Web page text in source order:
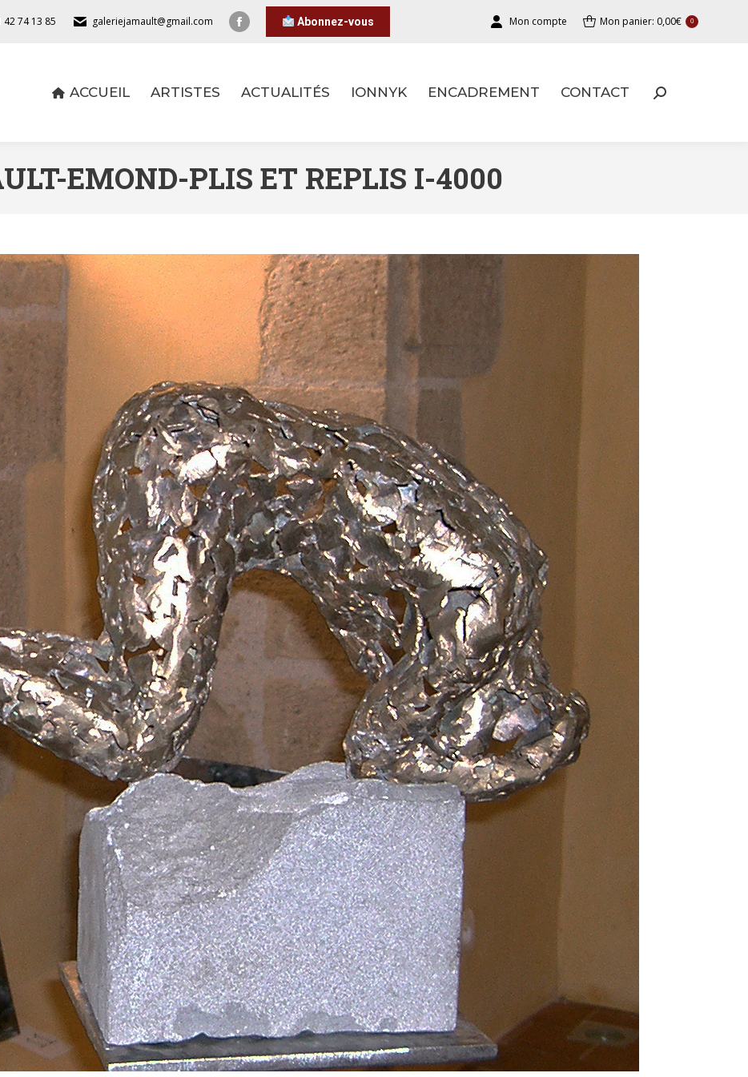
42 74 13 85 galeriejamault@gmail.com Abonnez-vous Mon compte Mon panier: 0,00€ 0
ACCUEIL ARTISTES ACTUALITÉS IONNYK ENCADREMENT CONTACT
EMOND-PLIS ET REPLIS I-4000